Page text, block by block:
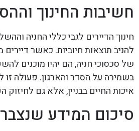
חשיבות החינוך
חינוך הדיירים לגבי כללי החניה
להניב תוצאות חיוביות. כאשר
של סכסוכי חניה, הם יהיו מוכנים
בשמירה על הסדר והארגון. פעולה
איכות החיים בבניין, אלא גם לחיזוק
סיכום המידע שנצבר